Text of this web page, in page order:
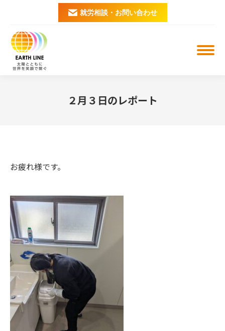
就労相談・お問い合わせ
２月３日のレポート
お疲れ様です。